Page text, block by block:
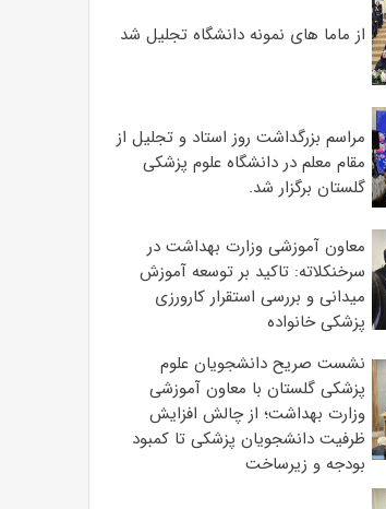
از ماما های نمونه دانشگاه تجلیل شد
مراسم بزرگداشت روز استاد و تجلیل از
مقام معلم در دانشگاه علوم پزشکی
گلستان برگزار شد.‌
معاون آموزشی وزارت بهداشت در
سرخنکلاته: تاکید بر توسعه آموزش
میدانی و بررسی استقرار کارورزی
پزشکی ‌خانواده
نشست صریح دانشجویان علوم
پزشکی گلستان با معاون آموزشی
وزارت بهداشت؛ از چالش افزایش
ظرفیت دانشجویان ‌پزشکی تا کمبود
بودجه و زیرساخت